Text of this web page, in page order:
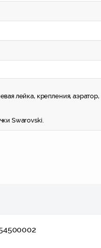
лейка, крепления, аэратор,
Swarovski.